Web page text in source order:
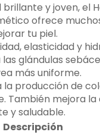
brillante y joven, el
ofrece
tu piel.
elasticidad y
glándulas
más uniforme.
la producción de
También mejora
y saludable.
Descripción